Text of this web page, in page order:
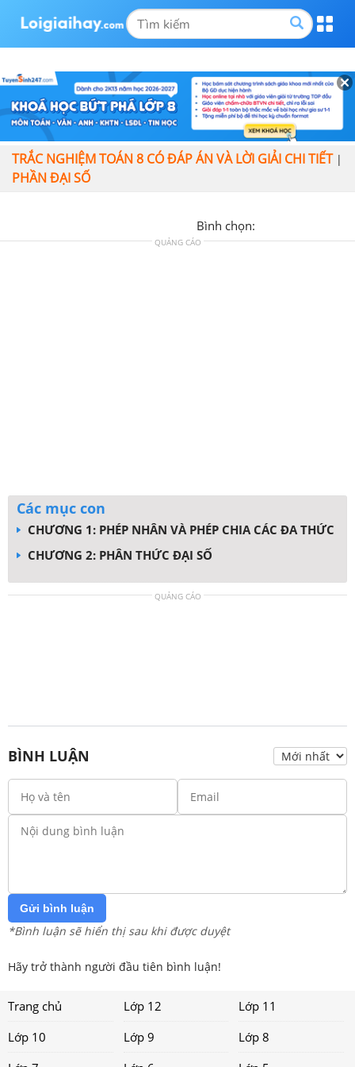
TRẮC NGHIỆM TOÁN 8 CÓ ĐÁP ÁN VÀ LỜI GIẢI CHI TIẾT|
PHẦN ĐẠI SỐ
Bình chọn:
QUẢNG CÁO
Các mục con
CHƯƠNG 1: PHÉP NHÂN VÀ PHÉP CHIA CÁC ĐA THỨC
CHƯƠNG 2: PHÂN THỨC ĐẠI SỐ
QUẢNG CÁO
BÌNH LUẬN
Gửi bình luận
*Bình luận sẽ hiển thị sau khi được duyệt
Hãy trở thành người đầu tiên bình luận!
Trang chủ Lớp 12
Lớp 11
Lớp 10
Lớp 9
Lớp 8